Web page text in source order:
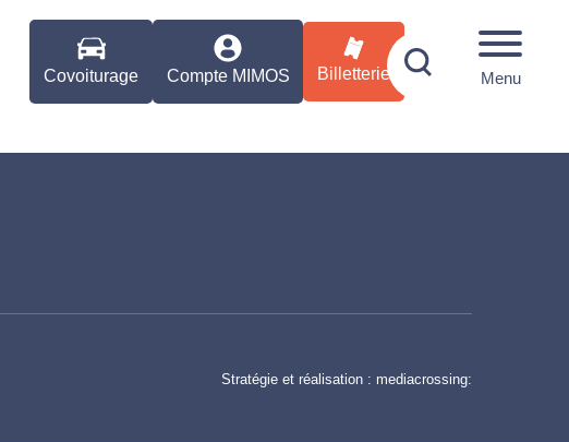
Covoiturage Compte MIMOS Billetterie Menu
Stratégie et réalisation : mediacrossing: